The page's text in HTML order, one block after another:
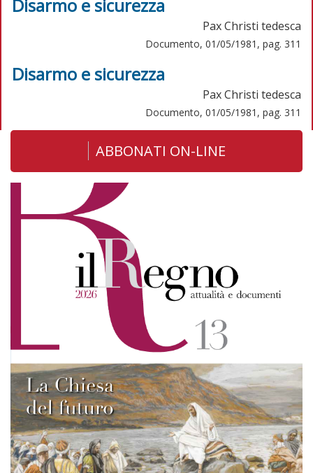
Disarmo e sicurezza
Pax Christi tedesca
Documento, 01/05/1981, pag. 311
Disarmo e sicurezza
Pax Christi tedesca
Documento, 01/05/1981, pag. 311
ABBONATI ON-LINE